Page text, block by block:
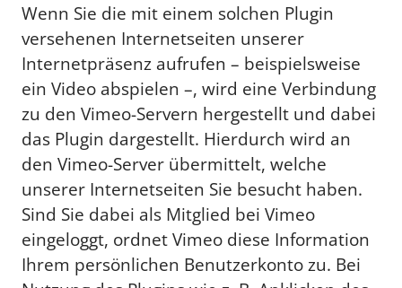
Wenn Sie die mit einem solchen Plugin
versehenen Internetseiten unserer
Internetpräsenz aufrufen – beispielsweise
ein Video abspielen –, wird eine Verbindung
zu den Vimeo-Servern hergestellt und dabei
das Plugin dargestellt. Hierdurch wird an
den Vimeo-Server übermittelt, welche
unserer Internetseiten Sie besucht haben.
Sind Sie dabei als Mitglied bei Vimeo
eingeloggt, ordnet Vimeo diese Information
Ihrem persönlichen Benutzerkonto zu. Bei